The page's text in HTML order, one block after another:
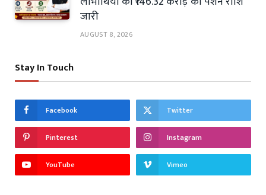
जारी
AUGUST 8, 2026
Stay In Touch
Facebook Twitter
Pinterest Instagram
YouTube Vimeo